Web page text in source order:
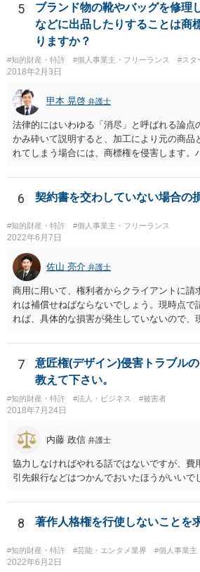
5
ブランド物の靴やバッグを修理
などに出品したりすることは商
りますか？
#知的財産・特許 #個人事業主・フリーランス #スタ
2018年2月3日
甲本 晃啓 弁護士
法律的にはいわゆる「消尽」と呼ばれる論点
かみ砕いて説明すると、加工により元の商品
れてしまう場合には、商標権を侵害します。
ための加工（一般にいう修理）は、商標権を
は、その商品を売ったときに対価を回収し
で、商標権者の預かり知らないところで、販
（コピー品やリメイク品）が作りだされてし
酷い品質であれば、商標権者のブランドイメ
すし、その証商標権者にクレームが来てしま
害します。その商品が流通すれば商標権（ロ
般消費者の信頼も害することになります。ま
べき利益が入らないことになります。 修理だ
生じません。
6 契約書を交わしていない場合の
#知的財産・特許 #個人事業主・フリーランス
2022年6月7日
佐山 亮介 弁護士
商用に用いて、権利者からクライアントに請
れは補償せねばならないでしょう。現時点で
れば、具体的な損害が発生していないので、
補償し、その補償分を損害として外注先に賠
しょう。
7
意匠権(デザイン)侵害トラブル
教えて下さい。
#知的財産・特許 #法人・ビジネス #被害者
2018年7月24日
内藤 政信 弁護士
協力しなければやれる話ではないですが、費
引先銀行などはつかんでおいたほうがいいで
8 著作人格権を行使しないことを
#知的財産・特許 #芸能・エンタメ業界 #個人事業主
2022年6月2日